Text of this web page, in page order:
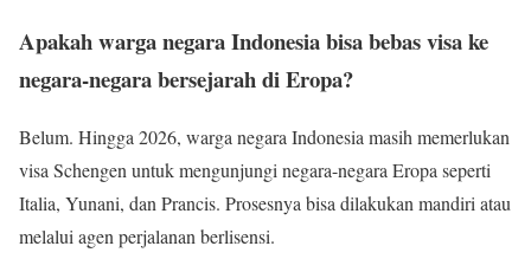
Apakah warga negara Indonesia bisa bebas visa ke
negara-negara bersejarah di Eropa?
Belum. Hingga 2026, warga negara Indonesia masih memerlukan
visa Schengen untuk mengunjungi negara-negara Eropa seperti
Italia, Yunani, dan Prancis. Prosesnya bisa dilakukan mandiri atau
melalui agen perjalanan berlisensi.